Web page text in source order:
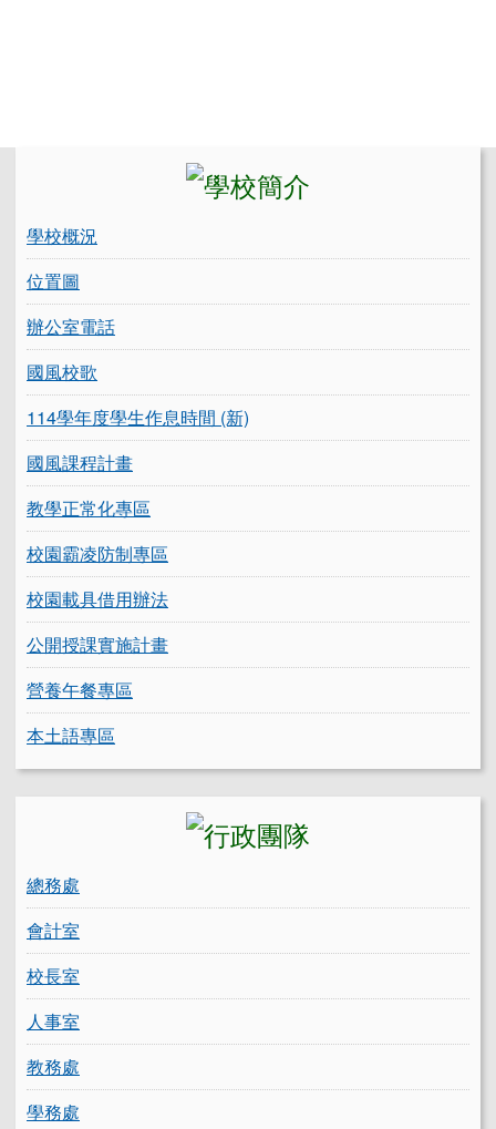
學校概況
位置圖
辦公室電話
國風校歌
114學年度學生作息時間 (新)
國風課程計畫
教學正常化專區
校園霸凌防制專區
校園載具借用辦法
公開授課實施計畫
營養午餐專區
本土語專區
總務處
會計室
校長室
人事室
教務處
學務處